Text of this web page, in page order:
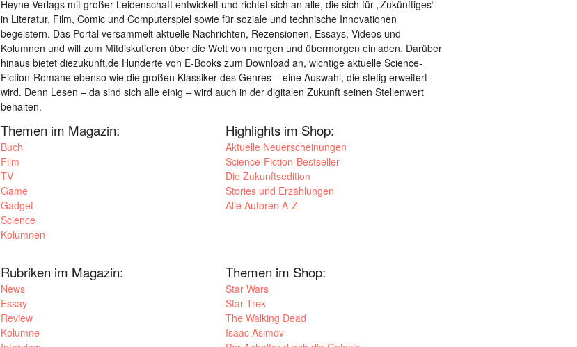
Heyne-Verlags mit großer Leidenschaft entwickelt und richtet sich an alle, die sich für „Zukünftiges“
in Literatur, Film, Comic und Computerspiel sowie für soziale und technische Innovationen
begeistern. Das Portal versammelt aktuelle Nachrichten, Rezensionen, Essays, Videos und
Kolumnen und will zum Mitdiskutieren über die Welt von morgen und übermorgen einladen. Darüber
hinaus bietet diezukunft.de Hunderte von E-Books zum Download an, wichtige aktuelle Science-
Fiction-Romane ebenso wie die großen Klassiker des Genres – eine Auswahl, die stetig erweitert
wird. Denn Lesen – da sind sich alle einig – wird auch in der digitalen Zukunft seinen Stellenwert
behalten.
Themen im Magazin:
Buch
Film
TV
Game
Gadget
Science
Kolumnen
Highlights im Shop:
Aktuelle Neuerscheinungen
Science-Fiction-Bestseller
Die Zukunftsedition
Stories und Erzählungen
Alle Autoren A-Z
Rubriken im Magazin:
News
Essay
Review
Kolumne
Themen im Shop:
Star Wars
Star Trek
The Walking Dead
Isaac Asimov